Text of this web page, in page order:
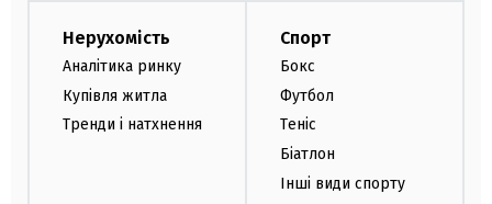
Нерухомість
Аналітика ринку
Купівля житла
Тренди і натхнення
Спорт
Бокс
Футбол
Теніс
Біатлон
Інші види спорту